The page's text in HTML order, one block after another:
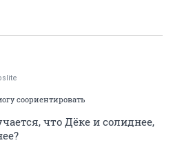
соориентировать
что Дёке и солиднее,